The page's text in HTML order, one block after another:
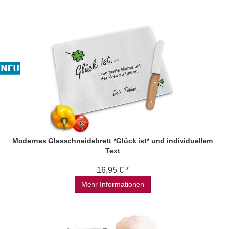
Modernes Glasschneidebrett *Glück ist* und individuellem
Text
16,95 € *
Mehr Informationen